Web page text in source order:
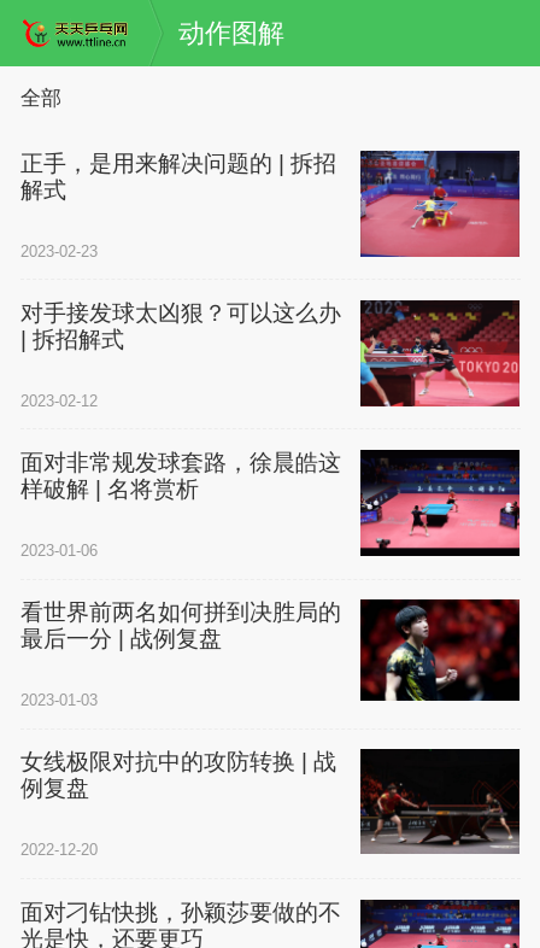
动作图解
全部
正手，是用来解决问题的 | 拆招
解式
2023-02-23
对手接发球太凶狠？可以这么办
| 拆招解式
2023-02-12
面对非常规发球套路，徐晨皓这
样破解 | 名将赏析
2023-01-06
看世界前两名如何拼到决胜局的
最后一分 | 战例复盘
2023-01-03
女线极限对抗中的攻防转换 | 战
例复盘
2022-12-20
面对刁钻快挑，孙颖莎要做的不
光是快，还要更巧